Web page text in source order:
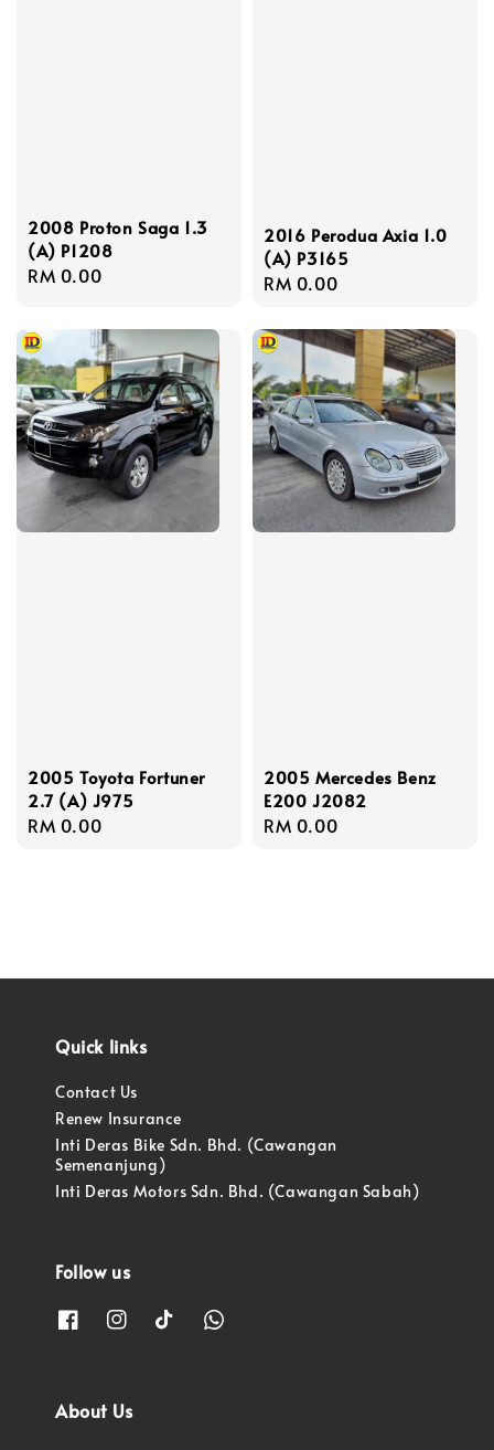
2008 Proton Saga 1.3
(A) P1208
Regular
RM 0.00
2016 Perodua Axia 1.0
(A) P3165
Regular
RM 0.00
2005 Toyota Fortuner
2.7 (A) J975
Regular
RM 0.00
2005 Mercedes Benz
E200 J2082
Regular
RM 0.00
Quick links
Contact Us
Renew Insurance
Inti Deras Bike Sdn. Bhd. (Cawangan
Semenanjung)
Inti Deras Motors Sdn. Bhd. (Cawangan Sabah)
Follow us
About Us